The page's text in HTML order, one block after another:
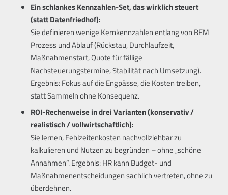
Ein schlankes Kennzahlen-Set, das wirklich steuert
(statt Datenfriedhof):
Sie definieren wenige Kernkennzahlen entlang von BEM
Prozess und Ablauf (Rückstau, Durchlaufzeit,
Maßnahmenstart, Quote für fällige
Nachsteuerungstermine, Stabilität nach Umsetzung).
Ergebnis: Fokus auf die Engpässe, die Kosten treiben,
statt Sammeln ohne Konsequenz.
ROI-Rechenweise in drei Varianten (konservativ /
realistisch / vollwirtschaftlich):
Sie lernen, Fehlzeitenkosten nachvollziehbar zu
kalkulieren und Nutzen zu begründen – ohne „schöne
Annahmen“. Ergebnis: HR kann Budget- und
Maßnahmenentscheidungen sachlich vertreten, ohne zu
überdehnen.